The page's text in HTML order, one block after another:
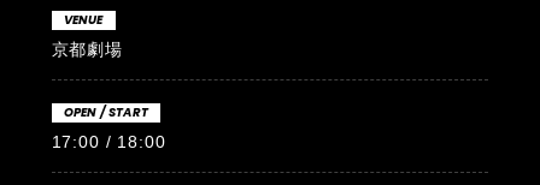
VENUE
京都劇場
OPEN / START
17:00 / 18:00